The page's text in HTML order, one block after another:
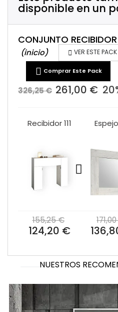
disponible en un
CONJUNTO RECIBIDOR
(inicio)  VER ESTE PACK
 Comprar Este Pack
326,25 € 261,00 €
Recibidor 111
155,25 €
124,20 €
Espejo
NUESTROS